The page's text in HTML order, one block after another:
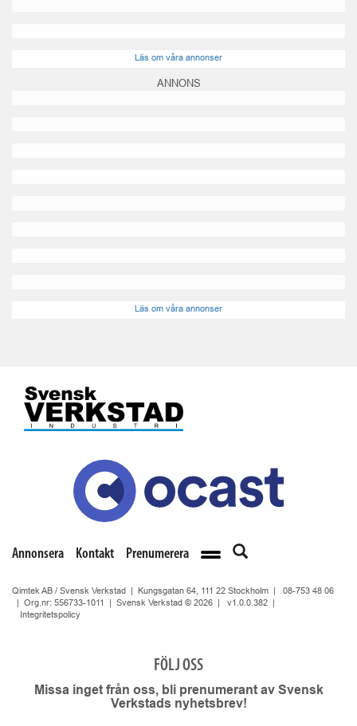
Läs om våra annonser
ANNONS
Läs om våra annonser
Annonsera Kontakt Prenumerera
Qimtek AB / Svensk Verkstad | Kungsgatan 64, 111 22 Stockholm | 08-753 48 06
| Org.nr: 556733-1011 | Svensk Verkstad © 2026 | v1.0.0.382
Integritetspolicy
FÖLJ OSS
Missa inget från oss, bli prenumerant av Svensk
Verkstads nyhetsbrev!